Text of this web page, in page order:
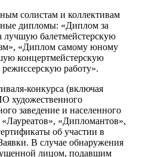
солистам и коллективам
дипломы: «Диплом за
балетмейстерскую
«Диплом самому юному
концертмейстерскую
работу».
конкурса (включая
художественного
заведение и населенного
«Дипломантов»,
об участии в
В случае обнаружения
лицом, подавшим